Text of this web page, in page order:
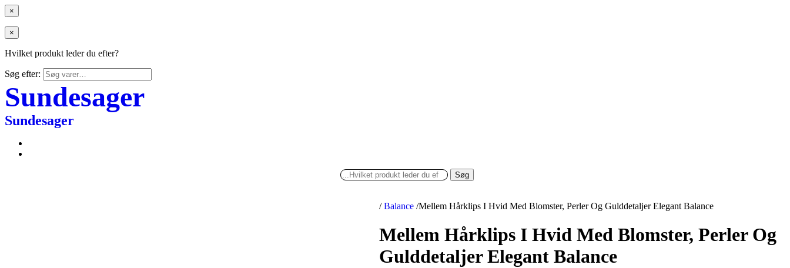
×
×
Hvilket produkt leder du efter?
Søg efter:
Sundesager
Sundesager
Søg
/ Balance /Mellem Hårklips I Hvid Med Blomster, Perler Og Gulddetaljer Elegant Balance
Mellem Hårklips I Hvid Med Blomster, Perler Og
Gulddetaljer Elegant Balance